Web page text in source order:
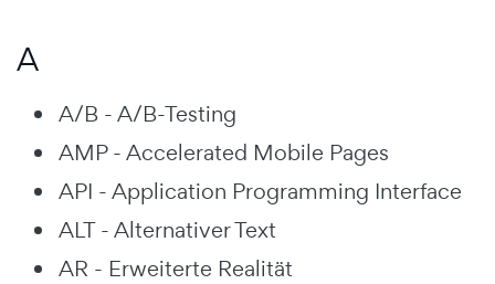
A
A/B - A/B-Testing
AMP - Accelerated Mobile Pages
API - Application Programming Interface
ALT - Alternativer Text
AR - Erweiterte Realität